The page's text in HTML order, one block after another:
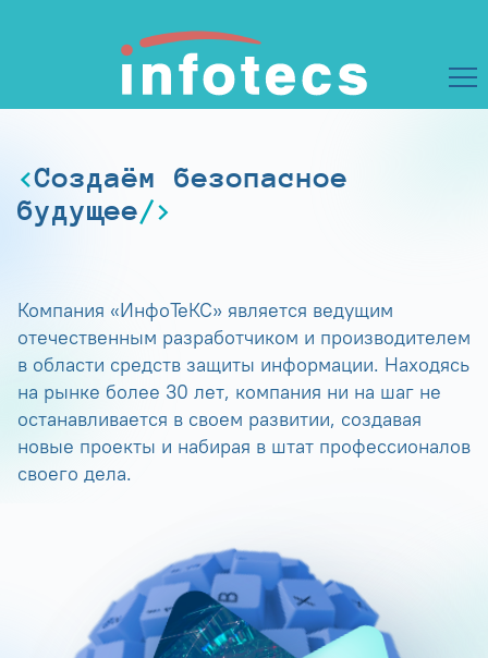
Создаём безопасное
будущее
Компания «ИнфоТеКС» является ведущим
отечественным разработчиком и производителем
в области средств защиты информации. Находясь
на рынке более 30 лет, компания ни на шаг не
останавливается в своем развитии, создавая
новые проекты и набирая в штат профессионалов
своего дела.